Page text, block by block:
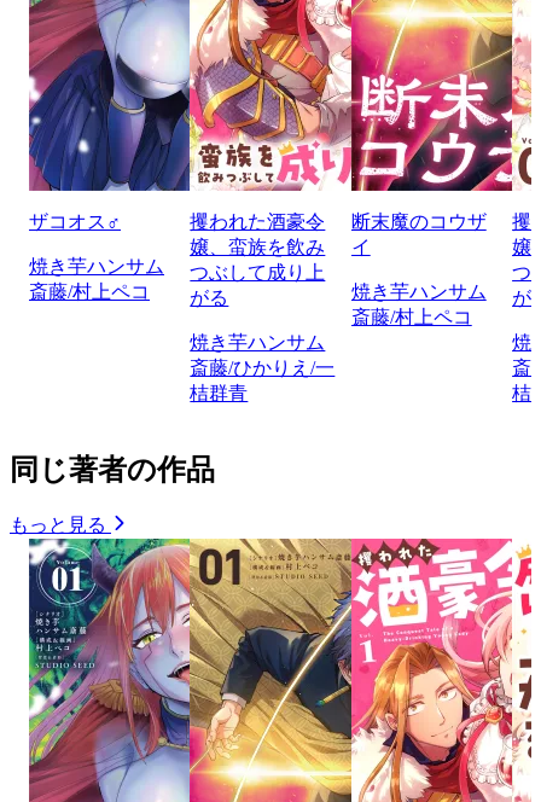
ザコオス♂
焼き芋ハンサム
斎藤/村上ペコ
攫われた酒豪令
嬢、蛮族を飲み
つぶして成り上
がる
焼き芋ハンサム
斎藤/ひかりえ/一
桔群青
断末魔のコウザ
イ
焼き芋ハンサム
斎藤/村上ペコ
攫
嬢
つ
が
焼
斎
桔
同じ著者の作品
もっと見る